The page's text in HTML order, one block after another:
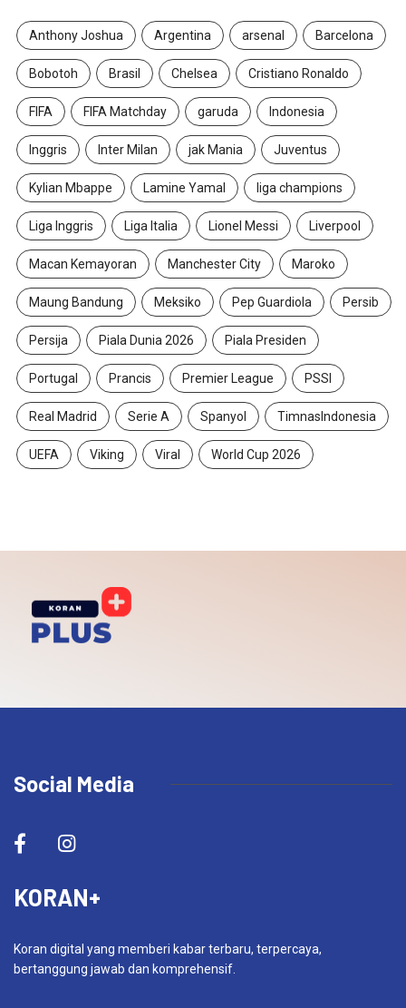
Anthony Joshua Argentina arsenal Barcelona
Bobotoh Brasil Chelsea Cristiano Ronaldo
FIFA FIFA Matchday garuda Indonesia
Inggris Inter Milan jak Mania Juventus
Kylian Mbappe Lamine Yamal liga champions
Liga Inggris Liga Italia Lionel Messi Liverpool
Macan Kemayoran Manchester City Maroko
Maung Bandung Meksiko Pep Guardiola Persib
Persija Piala Dunia 2026 Piala Presiden
Portugal Prancis Premier League PSSI
Real Madrid Serie A Spanyol TimnasIndonesia
UEFA Viking Viral World Cup 2026
Social Media
KORAN+
Koran digital yang memberi kabar terbaru, terpercaya,
bertanggung jawab dan komprehensif.